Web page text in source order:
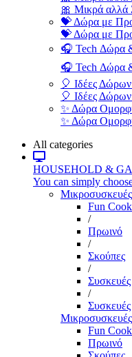
🎀 Μικρά αλλά
💝 Δώρα με
💝 Δώρα με
🎧 Tech Δώρα
🎧 Tech Δώρα
🎈 Ιδέες Δώρων
🎈 Ιδέες Δώρων
✨ Δώρα
✨ Δώρα
All categories
HOUSEHOLD &
You can simply
Μικροσυσκευές
Fun
/
Πρωινό
/
Σκούπες
/
/
Μικροσυσκευές
Fun
Πρωινό